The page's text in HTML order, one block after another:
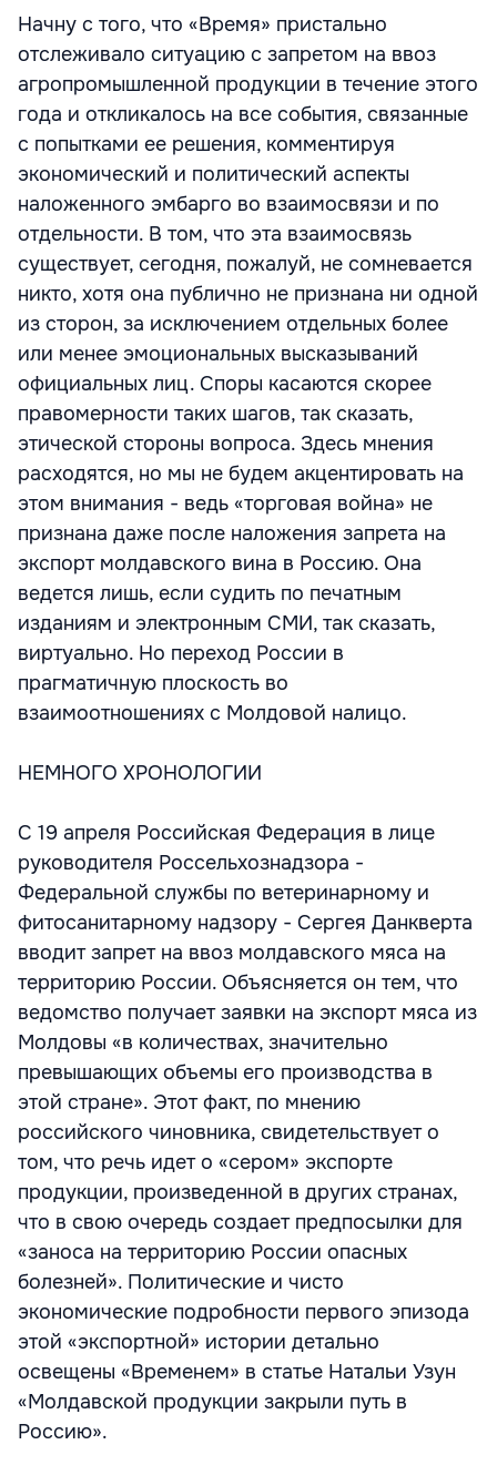
Начну с того, что «Время» пристально
отслеживало ситуацию с запретом на ввоз
агропромышленной продукции в течение этого
года и откликалось на все события, связанные
с попытками ее решения, комментируя
экономический и политический аспекты
наложенного эмбарго во взаимосвязи и по
отдельности. В том, что эта взаимосвязь
существует, сегодня, пожалуй, не сомневается
никто, хотя она публично не признана ни одной
из сторон, за исключением отдельных более
или менее эмоциональных высказываний
официальных лиц. Споры касаются скорее
правомерности таких шагов, так сказать,
этической стороны вопроса. Здесь мнения
расходятся, но мы не будем акцентировать на
этом внимания - ведь «торговая война» не
признана даже после наложения запрета на
экспорт молдавского вина в Россию. Она
ведется лишь, если судить по печатным
изданиям и электронным СМИ, так сказать,
виртуально. Но переход России в
прагматичную плоскость во
взаимоотношениях с Молдовой налицо.
НЕМНОГО ХРОНОЛОГИИ
С 19 апреля Российская Федерация в лице
руководителя Россельхознадзора -
Федеральной службы по ветеринарному и
фитосанитарному надзору - Сергея Данкверта
вводит запрет на ввоз молдавского мяса на
территорию России. Объясняется он тем, что
ведомство получает заявки на экспорт мяса из
Молдовы «в количествах, значительно
превышающих объемы его производства в
этой стране». Этот факт, по мнению
российского чиновника, свидетельствует о
том, что речь идет о «сером» экспорте
продукции, произведенной в других странах,
что в свою очередь создает предпосылки для
«заноса на территорию России опасных
болезней». Политические и чисто
экономические подробности первого эпизода
этой «экспортной» истории детально
освещены «Временем» в статье Натальи Узун
«Молдавской продукции закрыли путь в
Россию».